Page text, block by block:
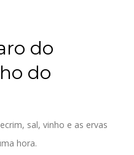
do
do
sal, vinho e as ervas
hora.